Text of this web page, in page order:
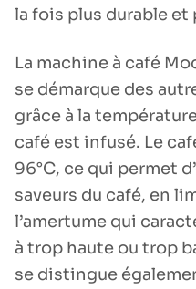
la fois plus durable
La machine à café
se démarque des
grâce à la
café est infusé. Le
96°C, ce qui permet
saveurs du café, en
l’amertume qui
à trop haute ou trop
se distingue